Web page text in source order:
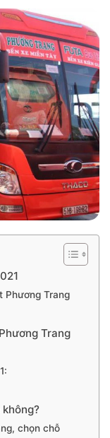
Phương Trang
Trang
không?
chọn chỗ